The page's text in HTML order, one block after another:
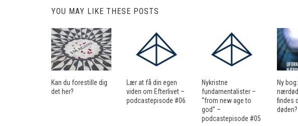
YOU MAY LIKE THESE POSTS
Kan du forestille dig
det her?
Lær at få din egen
viden om Efterlivet –
podcastepisode #06
Nykristne
fundamentalister –
“from new age to
god” –
podcastepisode #05
Ny
findes
døden?